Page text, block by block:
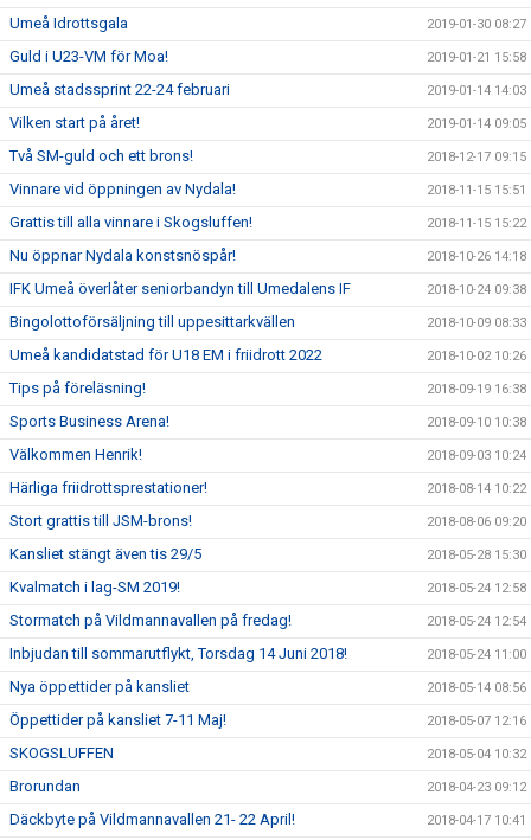
Umeå Idrottsgala 2019-01-30 08:27
Guld i U23-VM för Moa! 2019-01-21 15:58
Umeå stadssprint 22-24 februari 2019-01-14 14:03
Vilken start på året! 2019-01-14 09:05
Två SM-guld och ett brons! 2018-12-17 09:15
Vinnare vid öppningen av Nydala! 2018-11-15 15:51
Grattis till alla vinnare i Skogsluffen! 2018-11-15 15:22
Nu öppnar Nydala konstsnöspår! 2018-10-26 14:18
IFK Umeå överlåter seniorbandyn till Umedalens IF 2018-10-24 09:38
Bingolottoförsäljning till uppesittarkvällen 2018-10-09 08:33
Umeå kandidatstad för U18 EM i friidrott 2022 2018-10-02 10:26
Tips på föreläsning! 2018-09-19 16:38
Sports Business Arena! 2018-09-10 10:38
Välkommen Henrik! 2018-09-03 10:24
Härliga friidrottsprestationer! 2018-08-14 10:22
Stort grattis till JSM-brons! 2018-08-06 09:20
Kansliet stängt även tis 29/5 2018-05-28 15:30
Kvalmatch i lag-SM 2019! 2018-05-24 12:58
Stormatch på Vildmannavallen på fredag! 2018-05-24 12:54
Inbjudan till sommarutflykt, Torsdag 14 Juni 2018! 2018-05-24 11:00
Nya öppettider på kansliet 2018-05-14 08:56
Öppettider på kansliet 7-11 Maj! 2018-05-07 12:16
SKOGSLUFFEN 2018-05-04 10:32
Brorundan 2018-04-23 09:12
Däckbyte på Vildmannavallen 21- 22 April! 2018-04-17 10:41